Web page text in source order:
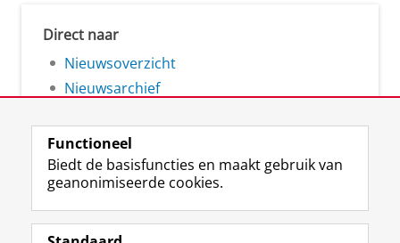
Direct naar
Nieuwsoverzicht
Nieuwsarchief
Volg de RUG
F
a
L
i
R
S
I
n
Y
o
Functioneel
Biedt de basisfuncties en maakt gebruik van
geanonimiseerde cookies.